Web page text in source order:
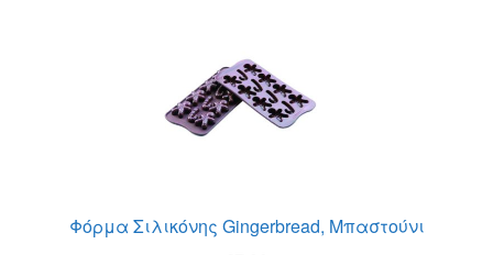
Τρόποι Πληρωμής
Φόρμα Σιλικόνης Gingerbread, Μπαστούνι